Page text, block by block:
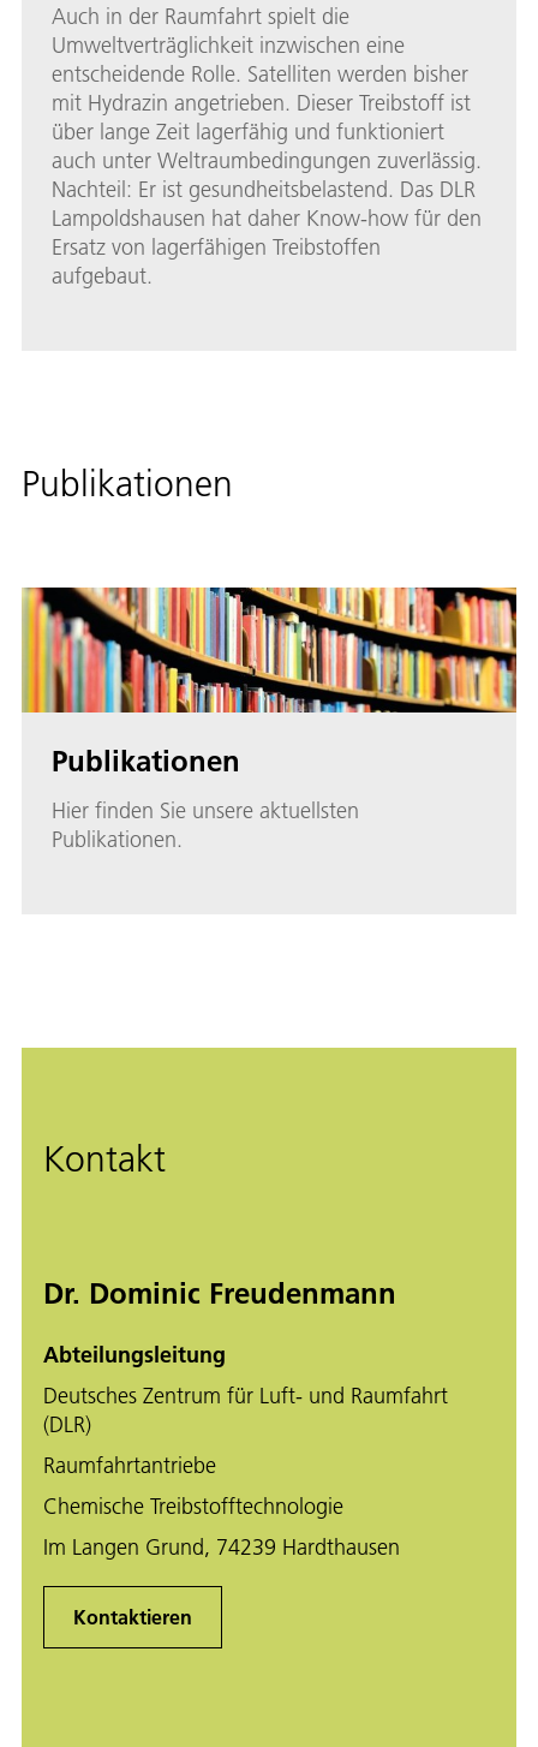
Auch in der Raumfahrt spielt die
Umweltverträglichkeit inzwischen eine
entscheidende Rolle. Satelliten werden bisher
mit Hydrazin angetrieben. Dieser Treibstoff ist
über lange Zeit lagerfähig und funktioniert
auch unter Weltraumbedingungen zuverlässig.
Nachteil: Er ist gesundheitsbelastend. Das DLR
Lampoldshausen hat daher Know-how für den
Ersatz von lagerfähigen Treibstoffen
aufgebaut.
Publikationen
Publikationen
Hier finden Sie unsere aktuellsten
Publikationen.
Kontakt
Dr. Dominic Freudenmann
Abteilungsleitung
Deutsches Zentrum für Luft- und Raumfahrt
(DLR)
Raumfahrtantriebe
Chemische Treibstofftechnologie
Im Langen Grund, 74239 Hardthausen
Kontaktieren